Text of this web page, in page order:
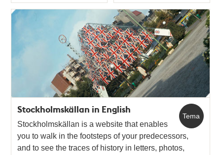
Tema
Stockholmskällan in English
Stockholmskällan is a website that enables
you to walk in the footsteps of your predecessors,
and to see the traces of history in letters, photos,